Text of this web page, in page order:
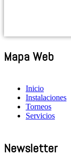
Mapa Web
Inicio
Instalaciones
Torneos
Servicios
Newsletter